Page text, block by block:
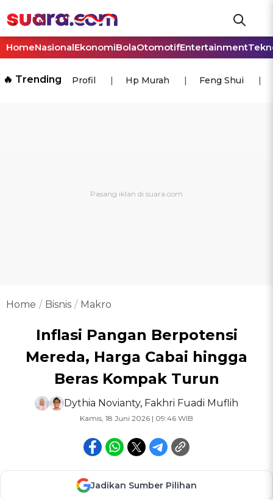
HomeNasionalEkonomiBolaOtomotifEntertainment
🔥 Trending Profil Hp Murah Feng Shui
Home Bisnis Makro
Inflasi Pangan Berpotensi
Mereda, Harga Cabai hingga
Beras Kompak Turun
Dythia Novianty, Fakhri Fuadi Muflih
Kamis, 18 Juni 2026 | 09:46 WIB
Jadikan Sumber Pilihan